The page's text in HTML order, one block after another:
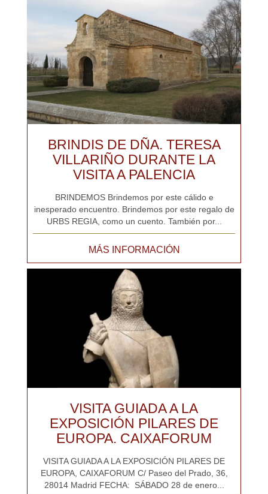
BRINDIS DE DÑA. TERESA
VILLARIÑO DURANTE LA
VISITA A PALENCIA
BRINDEMOS Brindemos por este cálido e
inesperado encuentro. Brindemos por este regalo de
URBS REGIA, como un cuento. También por...
MÁS INFORMACIÓN
VISITA GUIADA A LA
EXPOSICIÓN PILARES DE
EUROPA. CAIXAFORUM
VISITA GUIADA A LA EXPOSICIÓN PILARES DE
EUROPA, CAIXAFORUM C/ Paseo del Prado, 36,
28014 Madrid FECHA: SÁBADO 28 de enero...